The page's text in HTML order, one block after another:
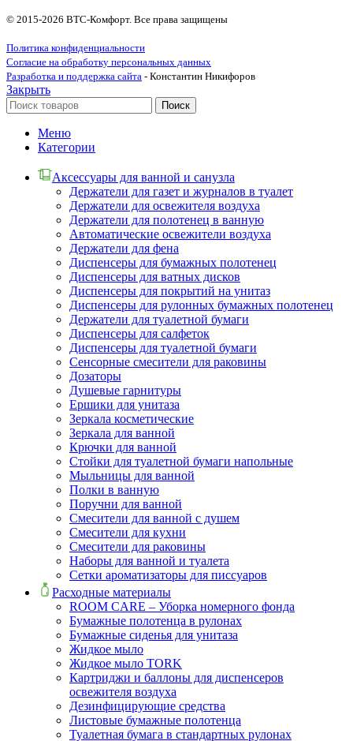
© 2015-2026 ВТС-Комфорт. Все права защищены
Политика конфиденциальности
Согласие на обработку персональных данных
Разработка и поддержка сайта - Константин Никифоров
Закрыть
Поиск
Меню
Категории
Аксессуары для ванной и санузла
Держатели для газет и журналов в туалет
Держатели для освежителя воздуха
Держатели для полотенец в ванную
Автоматические освежители воздуха
Держатели для фена
Диспенсеры для бумажных полотенец
Диспенсеры для ватных дисков
Диспенсеры для покрытий на унитаз
Диспенсеры для рулонных бумажных полотенец
Держатели для туалетной бумаги
Диспенсеры для салфеток
Диспенсеры для туалетной бумаги
Сенсорные смесители для раковины
Дозаторы
Душевые гарнитуры
Ершики для унитаза
Зеркала косметические
Зеркала для ванной
Крючки для ванной
Стойки для туалетной бумаги напольные
Мыльницы для ванной
Полки в ванную
Поручни для ванной
Смесители для ванной с душем
Смесители для кухни
Смесители для раковины
Наборы для ванной и туалета
Сетки ароматизаторы для писсуаров
Расходные материалы
ROOM CARE – Уборка номерного фонда
Бумажные полотенца в рулонах
Бумажные сиденья для унитаза
Жидкое мыло
Жидкое мыло TORK
Картриджи и баллоны для диспенсеров
освежителя воздуха
Дезинфицирующие средства
Листовые бумажные полотенца
Туалетная бумага в стандартных рулонах